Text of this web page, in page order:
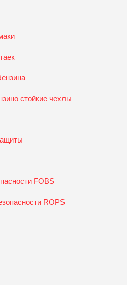
стойкие чехлы
Внешние каркасы безопасности FOBS
ROPS